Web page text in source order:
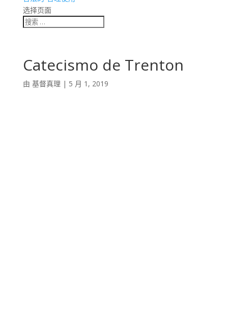
选择页面
Catecismo de Trenton
由 基督真理 | 5 月 1, 2019